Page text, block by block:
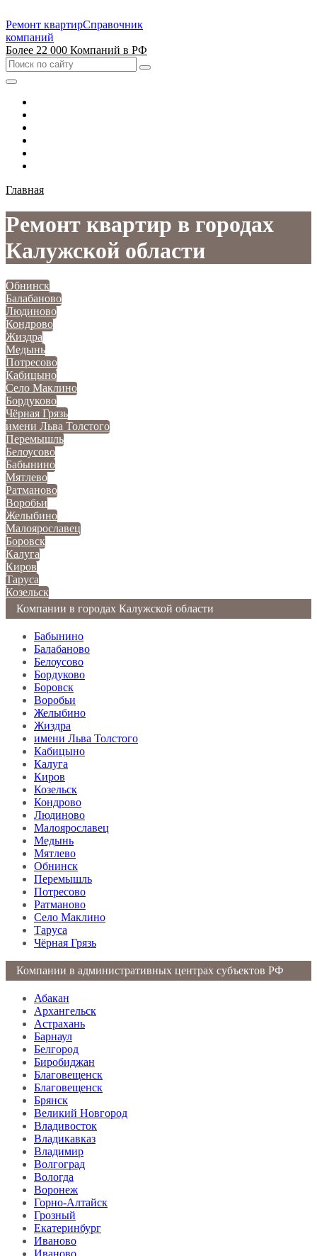
Ремонт квартирСправочник
компаний
Более 22 000 Компаний в РФ
Главная
Ремонт квартир в городах
Калужской области
Обнинск
Балабаново
Людиново
Кондрово
Жиздра
Медынь
Потресово
Кабицыно
Село Маклино
Бордуково
Чёрная Грязь
имени Льва Толстого
Перемышль
Белоусово
Бабынино
Мятлево
Ратманово
Воробьи
Желыбино
Малоярославец
Боровск
Калуга
Киров
Таруса
Козельск
Компании в городах Калужской области
Бабынино
Балабаново
Белоусово
Бордуково
Боровск
Воробьи
Желыбино
Жиздра
имени Льва Толстого
Кабицыно
Калуга
Киров
Козельск
Кондрово
Людиново
Малоярославец
Медынь
Мятлево
Обнинск
Перемышль
Потресово
Ратманово
Село Маклино
Таруса
Чёрная Грязь
Компании в административных центрах субъектов РФ
Абакан
Архангельск
Астрахань
Барнаул
Белгород
Биробиджан
Благовещенск
Благовещенск
Брянск
Великий Новгород
Владивосток
Владикавказ
Владимир
Волгоград
Вологда
Воронеж
Горно-Алтайск
Грозный
Екатеринбург
Иваново
Иваново